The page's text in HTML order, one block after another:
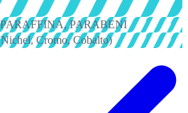
PARABENI
Cromo, Cobalto)